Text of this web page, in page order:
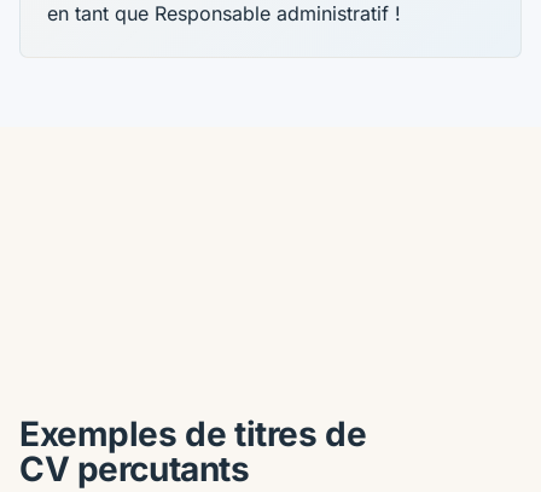
en tant que Responsable administratif !
Exemples de titres de
CV percutants